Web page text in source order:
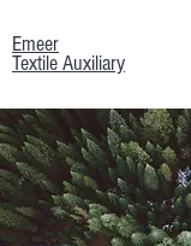
Emeer
Textile Auxiliary